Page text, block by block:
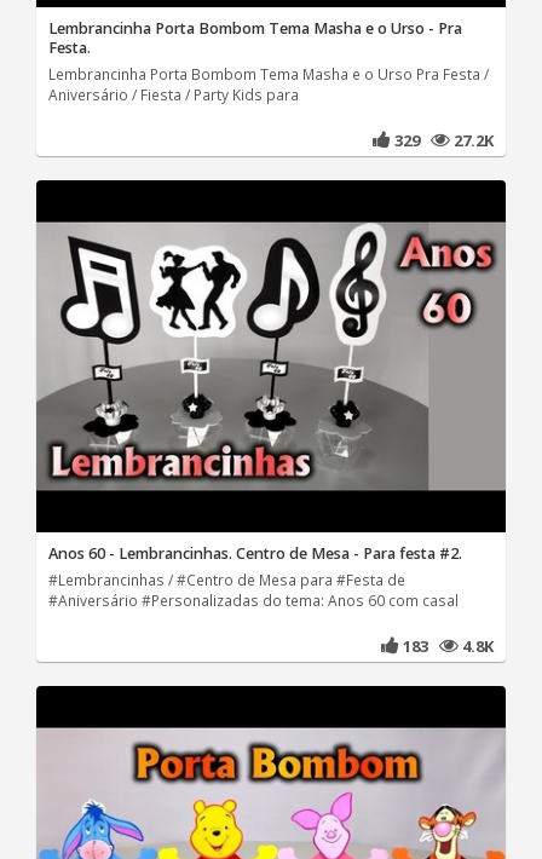
Lembrancinha Porta Bombom Tema Masha e o Urso - Pra
Festa.
Lembrancinha Porta Bombom Tema Masha e o Urso Pra Festa /
Aniversário / Fiesta / Party Kids para
329 27.2K
Anos 60 - Lembrancinhas. Centro de Mesa - Para festa #2.
#Lembrancinhas / #Centro de Mesa para #Festa de
#Aniversário #Personalizadas do tema: Anos 60 com casal
183 4.8K